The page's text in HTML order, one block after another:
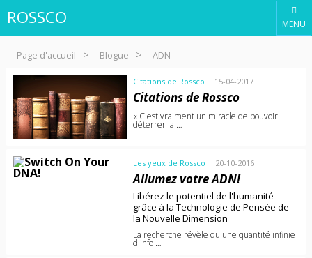
ROSSCO
Page d'accueil Blogue ADN
Citations de Rossco 15-04-2017
Citations de Rossco
« C'est vraiment un miracle de pouvoir
déterrer la …
Les yeux de Rossco 20-10-2016
Allumez votre ADN!
Libérez le potentiel de l'humanité
grâce à la Technologie de Pensée de
la Nouvelle Dimension
La recherche révèle qu'une quantité infinie
d'info …